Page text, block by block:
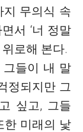
지 무의식 속
서 ‘너 정말
로해 본다.
그들이 내 말
정되지만 그
싶고, 그들
한 미래의 낯